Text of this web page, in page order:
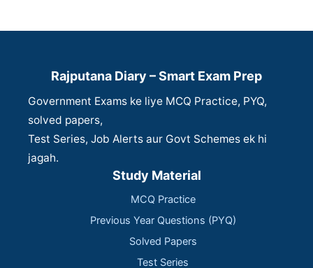
Rajputana Diary – Smart Exam Prep
Government Exams ke liye MCQ Practice, PYQ,
solved papers,
Test Series, Job Alerts aur Govt Schemes ek hi
jagah.
Study Material
MCQ Practice
Previous Year Questions (PYQ)
Solved Papers
Test Series